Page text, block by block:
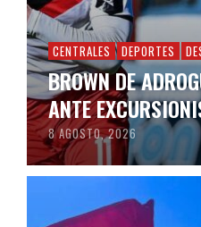
CENTRALES DEPORTES
BROWN DE
ANTE
8 AGOSTO, 2026